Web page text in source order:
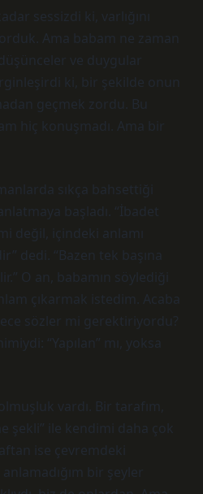
sessizdi ki, varlığını
Ama babam ne zaman
ve duygular
ki, bir şekilde onun
geçmek zordu. Bu
hiç konuşmadı. Ama bir
sıkça bahsettiği
başladı. “İbadet
değil, içindeki anlamı
dedi. “Bazen tek başına
O an, babamın söylediği
çıkarmak istedim. Acaba
sözler mi gerektiriyordu?
“Yapılan” mı, yoksa
vardı. Bir tarafım,
şekli” ile kendimi daha çok
ise çevremdeki
bir şeyler